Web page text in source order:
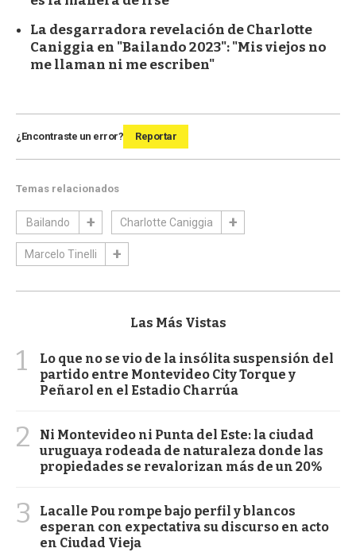
La desgarradora revelación de Charlotte
Caniggia en "Bailando 2023": "Mis viejos no
me llaman ni me escriben"
¿Encontraste un error? Reportar
Temas relacionados
Bailando Charlotte Caniggia
Marcelo Tinelli
Las Más Vistas
1
Lo que no se vio de la insólita suspensión del
partido entre Montevideo City Torque y
Peñarol en el Estadio Charrúa
2
Ni Montevideo ni Punta del Este: la ciudad
uruguaya rodeada de naturaleza donde las
propiedades se revalorizan más de un 20%
3
Lacalle Pou rompe bajo perfil y blancos
esperan con expectativa su discurso en acto
en Ciudad Vieja